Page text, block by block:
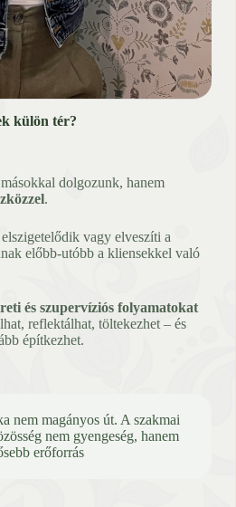
külön tér?
dolgozunk, hanem
.
vagy elveszíti a
előbb-utóbb a kliensekkel való
és szupervíziós folyamatokat
reflektálhat, töltekezhet – és
építkezhet.
nem magányos út. A szakmai
nem gyengeség, hanem
erőforrás